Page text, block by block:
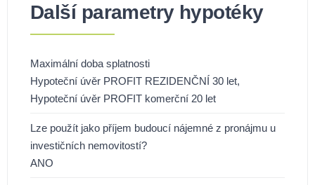
Další parametry hypotéky
Maximální doba splatnosti
Hypoteční úvěr PROFIT REZIDENČNÍ 30 let,
Hypoteční úvěr PROFIT komerční 20 let
Lze použít jako příjem budoucí nájemné z pronájmu u
investičních nemovitostí?
ANO